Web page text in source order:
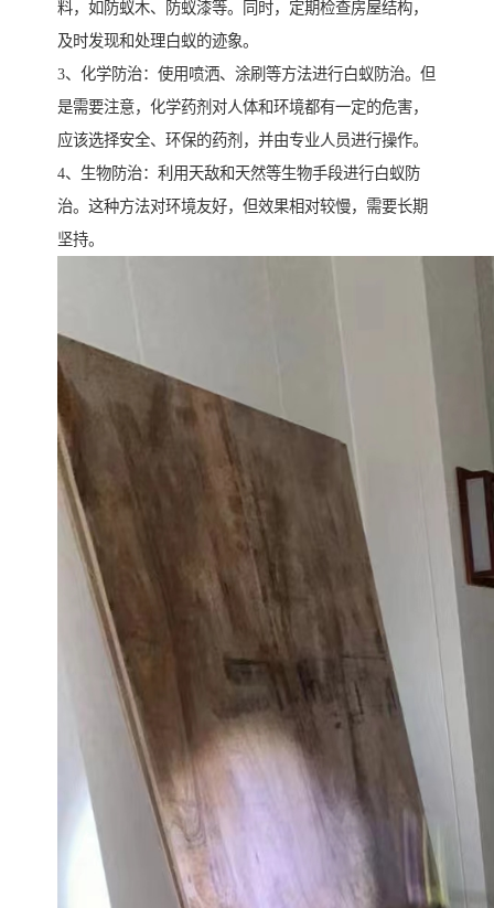
料，如防蚁木、防蚁漆等。同时，定期检查房屋结构，
及时发现和处理白蚁的迹象。
3、化学防治：使用喷洒、涂刷等方法进行白蚁防治。但
是需要注意，化学药剂对人体和环境都有一定的危害，
应该选择安全、环保的药剂，并由专业人员进行操作。
4、生物防治：利用天敌和天然等生物手段进行白蚁防
治。这种方法对环境友好，但效果相对较慢，需要长期
坚持。